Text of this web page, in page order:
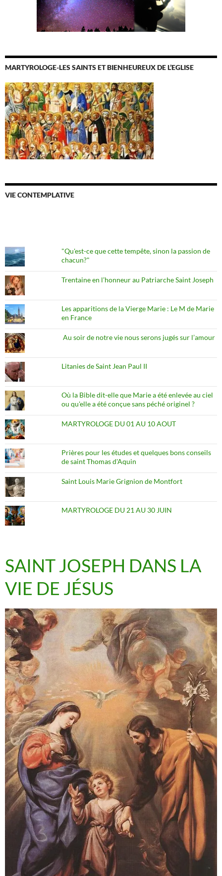
MARTYROLOGE-LES SAINTS ET BIENHEUREUX DE L’EGLISE
VIE CONTEMPLATIVE
"Qu'est-ce que cette tempête, sinon la passion de
chacun?"
Trentaine en l’honneur au Patriarche Saint Joseph
Les apparitions de la Vierge Marie : Le M de Marie
en France
Au soir de notre vie nous serons jugés sur l’amour
Litanies de Saint Jean Paul II
Où la Bible dit-elle que Marie a été enlevée au ciel
ou qu'elle a été conçue sans péché originel ?
MARTYROLOGE DU 01 AU 10 AOUT
Prières pour les études et quelques bons conseils
de saint Thomas d'Aquin
Saint Louis Marie Grignion de Montfort
MARTYROLOGE DU 21 AU 30 JUIN
SAINT JOSEPH DANS LA
VIE DE JÉSUS